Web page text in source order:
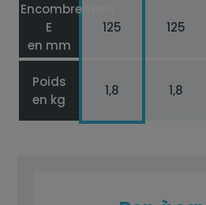
Encombrement
E
en mm
125 125
Poids
en kg
1,8 1,8